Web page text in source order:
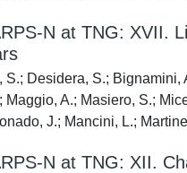
N at TNG: XVII.
Desidera, S.;
A.; Masiero, S.;
J.; Mancini, L.;
N at TNG: XII.